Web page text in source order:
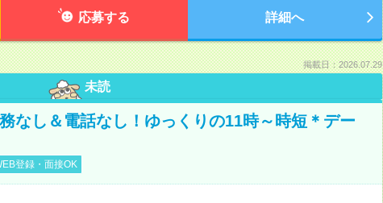
応募する 詳細へ
掲載日：2026.07.29
未読
なし＆電話なし！ゆっくりの11時～時短＊デー
登録・面接OK